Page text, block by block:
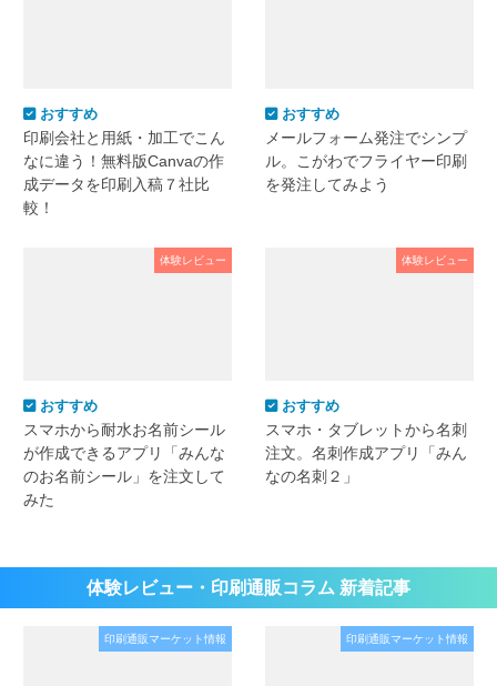
おすすめ
印刷会社と用紙・加工でこん
なに違う！無料版Canvaの作
成データを印刷入稿７社比
較！
おすすめ
メールフォーム発注でシンプ
ル。こがわでフライヤー印刷
を発注してみよう
体験レビュー
おすすめ
スマホから耐水お名前シール
が作成できるアプリ「みんな
のお名前シール」を注文して
みた
体験レビュー
おすすめ
スマホ・タブレットから名刺
注文。名刺作成アプリ「みん
なの名刺２」
体験レビュー・印刷通販コラム 新着記事
印刷通販マーケット情報 印刷通販マーケット情報